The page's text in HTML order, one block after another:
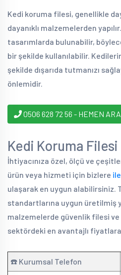
Kedi koruma filesi, genellikle
dayanıklı malzemelerden
tasarımlarda bulunabilir,
bir şekilde kullanılabilir.
şekilde dışarıda tutmanızı
önlemidir.
0506 628 72 56 - HEMEN ARA
Kedi Koruma Filesi
İhtiyacınıza özel, ölçü ve
ürün veya hizmeti için bizlere
ulaşarak en uygun alabilirsiniz.
standartlarına uygun üretilmiş
malzemelerde güvenlik filesi
sektördeki en avantajlı
☎️ Kurumsal Telefon